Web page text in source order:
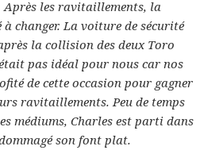
Après les ravitaillements, la
à changer. La voiture de sécurité
la collision des deux Toro
pas idéal pour nous car nos
de cette occasion pour gagner
ravitaillements. Peu de temps
médiums, Charles est parti dans
son font plat.